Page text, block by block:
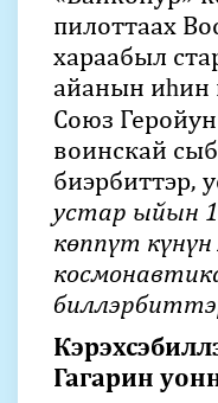
пилоттаах
хараабыл
айанын иһин
Союз
воинскай
биэрбиттэр,
устар ыйын
көппүт
Гагарин